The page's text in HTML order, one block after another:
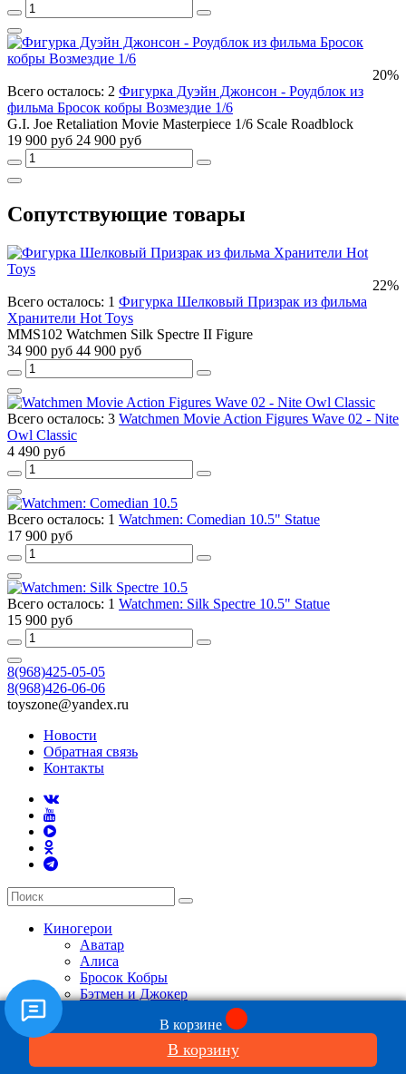
20%
Всего осталось: 2 Фигурка Дуэйн Джонсон - Роудблок из
фильма Бросок кобры Возмездие 1/6
G.I. Joe Retaliation Movie Masterpiece 1/6 Scale Roadblock
19 900 руб 24 900 руб
Сопутствующие товары
22%
Всего осталось: 1 Фигурка Шелковый Призрак из фильма
Хранители Hot Toys
MMS102 Watchmen Silk Spectre II Figure
34 900 руб 44 900 руб
Всего осталось: 3 Watchmen Movie Action Figures Wave 02 - Nite
Owl Classic
4 490 руб
Всего осталось: 1 Watchmen: Comedian 10.5" Statue
17 900 руб
Всего осталось: 1 Watchmen: Silk Spectre 10.5" Statue
15 900 руб
8(968)425-05-05
8(968)426-06-06
toyszone@yandex.ru
Новости
Обратная связь
Контакты
В корзине
В корзину
Киногерои
Аватар
Алиса
Бросок Кобры
Бэтмен и Джокер
Властелин колец Хоббит
Во все тяжкие